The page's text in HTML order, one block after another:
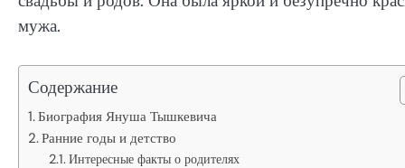
мужа.
Содержание
Биография Януша Тышкевича
Ранние годы и детство
Интересные факты о родителях